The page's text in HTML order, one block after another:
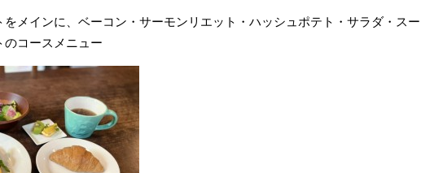
をメインに、ベーコン・サーモンリエット・ハッシュポテト・サラダ・スー
のコースメニュー